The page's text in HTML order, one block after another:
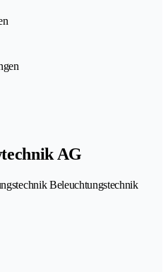
AG
Beleuchtungstechnik